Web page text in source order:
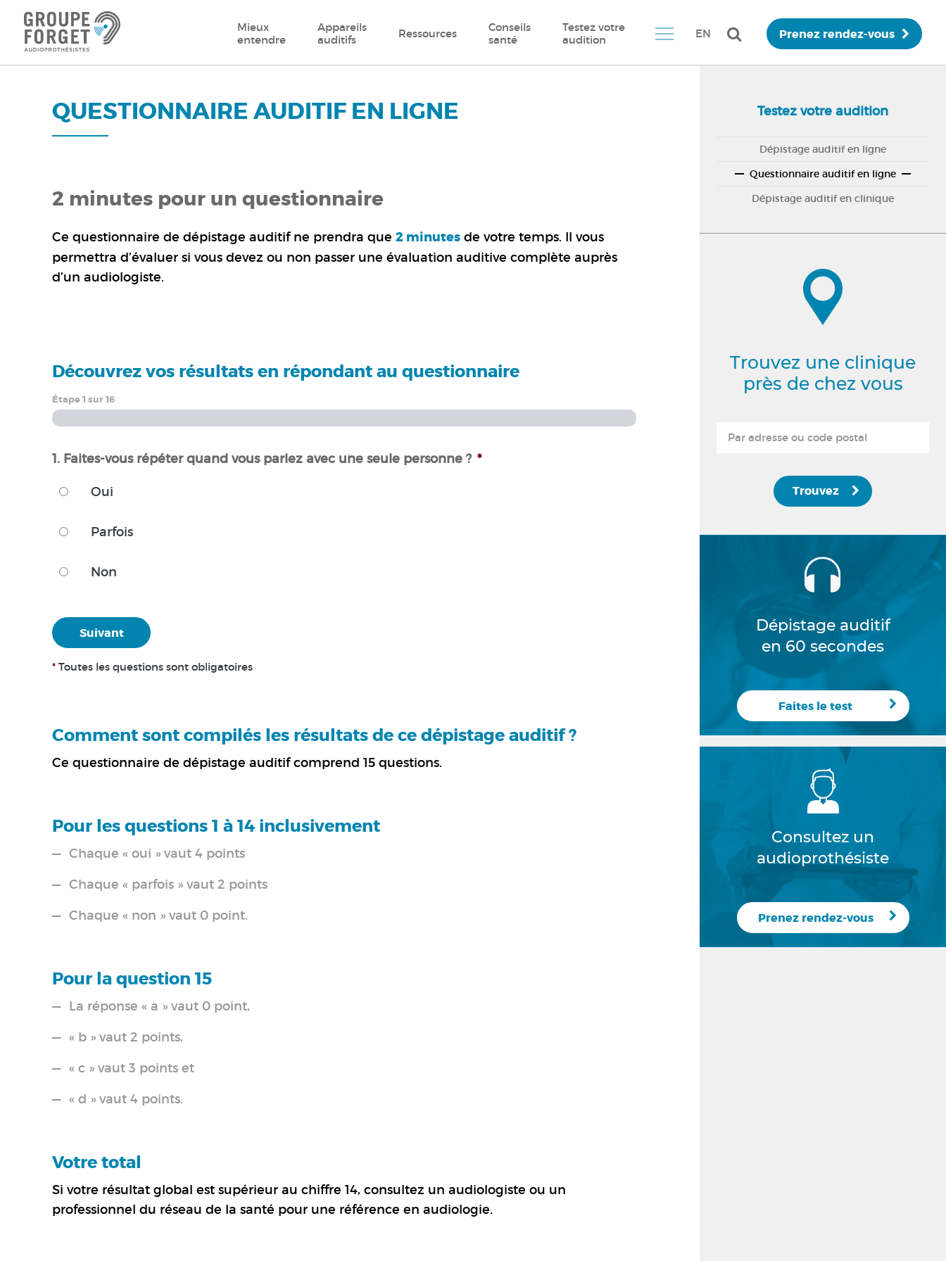
Mieux
entendre
Appareils
auditifs
Ressources
Conseils
santé
Testez votre
audition
EN Prenez rendez-vous
QUESTIONNAIRE AUDITIF EN LIGNE
2 minutes pour un questionnaire
Ce questionnaire de dépistage auditif ne prendra que 2 minutes de votre temps. Il vous
permettra d’évaluer si vous devez ou non passer une évaluation auditive complète auprès
d’un audiologiste.
Découvrez vos résultats en répondant au questionnaire
Étape1 sur16
1. Faites-vous répéter quand vous parlez avec une seule personne ? *
* Toutes les questions sont obligatoires
Comment sont compilés les résultats de ce dépistage auditif ?
Ce questionnaire de dépistage auditif comprend 15 questions.
Pour les questions 1 à 14 inclusivement
Chaque « oui » vaut 4 points
Chaque « parfois » vaut 2 points
Chaque « non » vaut 0 point.
Pour la question 15
La réponse « a » vaut 0 point,
« b » vaut 2 points,
« c » vaut 3 points et
« d » vaut 4 points.
Votre total
Si votre résultat global est supérieur au chiffre 14, consultez un audiologiste ou un
professionnel du réseau de la santé pour une référence en audiologie.
Testez votre audition
Dépistage auditif en ligne
Questionnaire auditif en ligne
Dépistage auditif en clinique
Trouvez une clinique
près de chez vous
Trouvez
Dépistage auditif
en 60 secondes
Faites le test
Consultez un
audioprothésiste
Prenez rendez-vous